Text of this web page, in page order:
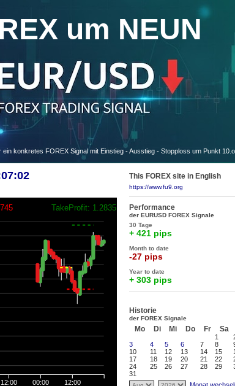
um NEUN
konkretes FOREX Signal mit Einstieg - Ausstieg - Stopploss um Punkt
12:00 00:00 12:00
TakeProfit: 1.2835
This FOREX site in English
https://www.fu9.org
Performance
der EURUSD FOREX Signale
30 Tage
+ 421 pips
Month to date
-27 pips
Year to date
+ 303 pips
Historie
der FOREX Signale
Mo Di Mi Do Fr Sa
1
3
4 5 6 7 8
10
11 12 13 14 15
17
18 19 20 21 22
24
25 26 27 28 29
31